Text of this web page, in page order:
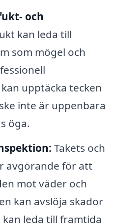
och
kan leda till
som mögel och
upptäcka tecken
inte är uppenbara
öga.
Takets och
avgörande för att
mot väder och
kan avslöja skador
leda till framtida